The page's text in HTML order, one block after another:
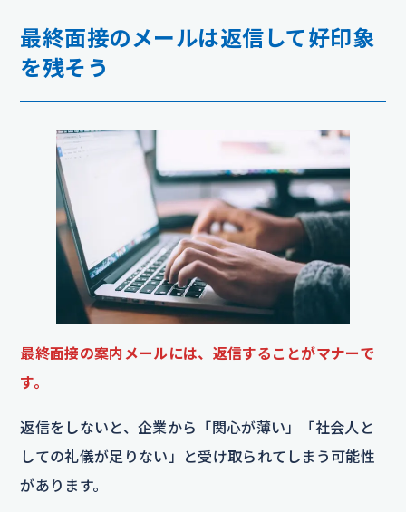
最終面接のメールは返信して好印象
を残そう
最終面接の案内メールには、返信することがマナーで
す。
返信をしないと、企業から「関心が薄い」「社会人と
しての礼儀が足りない」と受け取られてしまう可能性
があります。